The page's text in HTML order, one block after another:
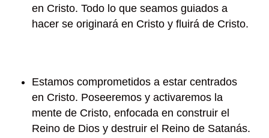
en Cristo. Todo lo que seamos guiados a
hacer se originará en Cristo y fluirá de Cristo.
Estamos comprometidos a estar centrados
en Cristo. Poseeremos y activaremos la
mente de Cristo, enfocada en construir el
Reino de Dios y destruir el Reino de Satanás.